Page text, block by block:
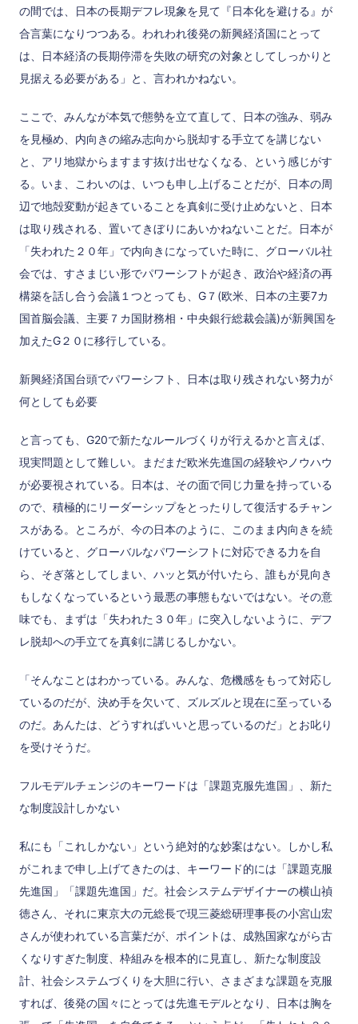
の間では、日本の長期デフレ現象を見て『日本化を避ける』が
合言葉になりつつある。われわれ後発の新興経済国にとって
は、日本経済の長期停滞を失敗の研究の対象としてしっかりと
見据える必要がある」と、言われかねない。
ここで、みんなが本気で態勢を立て直して、日本の強み、弱み
を見極め、内向きの縮み志向から脱却する手立てを講じない
と、アリ地獄からますます抜け出せなくなる、という感じがす
る。いま、こわいのは、いつも申し上げることだが、日本の周
辺で地殻変動が起きていることを真剣に受け止めないと、日本
は取り残される、置いてきぼりにあいかねないことだ。日本が
「失われた２０年」で内向きになっていた時に、グローバル社
会では、すさまじい形でパワーシフトが起き、政治や経済の再
構築を話し合う会議１つとっても、G７(欧米、日本の主要7カ
国首脳会議、主要７カ国財務相・中央銀行総裁会議)が新興国を
加えたG２０に移行している。
新興経済国台頭でパワーシフト、日本は取り残されない努力が
何としても必要
と言っても、G20で新たなルールづくりが行えるかと言えば、
現実問題として難しい。まだまだ欧米先進国の経験やノウハウ
が必要視されている。日本は、その面で同じ力量を持っている
ので、積極的にリーダーシップをとったりして復活するチャン
スがある。ところが、今の日本のように、このまま内向きを続
けていると、グローバルなパワーシフトに対応できる力を自
ら、そぎ落としてしまい、ハッと気が付いたら、誰もが見向き
もしなくなっているという最悪の事態もないではない。その意
味でも、まずは「失われた３０年」に突入しないように、デフ
レ脱却への手立てを真剣に講じるしかない。
「そんなことはわかっている。みんな、危機感をもって対応し
ているのだが、決め手を欠いて、ズルズルと現在に至っている
のだ。あんたは、どうすればいいと思っているのだ」とお叱り
を受けそうだ。
フルモデルチェンジのキーワードは「課題克服先進国」、新た
な制度設計しかない
私にも「これしかない」という絶対的な妙案はない。しかし私
がこれまで申し上げてきたのは、キーワード的には「課題克服
先進国」「課題先進国」だ。社会システムデザイナーの横山禎
徳さん、それに東京大の元総長で現三菱総研理事長の小宮山宏
さんが使われている言葉だが、ポイントは、成熟国家ながら古
くなりすぎた制度、枠組みを根本的に見直し、新たな制度設
計、社会システムづくりを大胆に行い、さまざまな課題を克服
すれば、後発の国々にとっては先進モデルとなり、日本は胸を